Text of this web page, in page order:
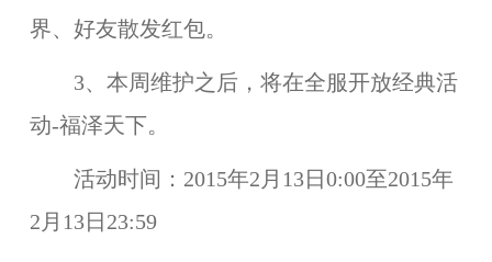
界、好友散发红包。
3、本周维护之后，将在全服开放经典活
动-福泽天下。
活动时间： 2015年2月13日0:00至2015年
2月13日23:59